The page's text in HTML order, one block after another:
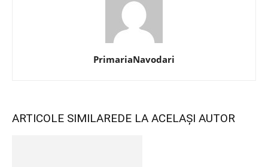
PrimariaNavodari
ARTICOLE SIMILAREDE LA ACELAȘI AUTOR